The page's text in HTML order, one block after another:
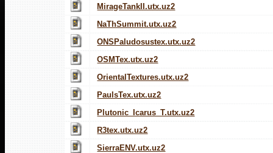
MirageTankII.utx.uz2
NaThSummit.utx.uz2
ONSPaludosustex.utx.uz2
OSMTex.utx.uz2
OrientalTextures.utx.uz2
PaulsTex.utx.uz2
Plutonic_Icarus_T.utx.uz2
R3tex.utx.uz2
SierraENV.utx.uz2